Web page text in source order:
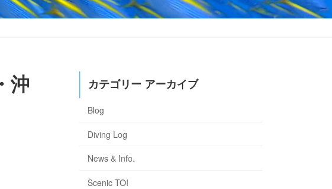
沖
カテゴリー アーカイブ
Blog
Diving Log
News & Info.
Scenic TOI